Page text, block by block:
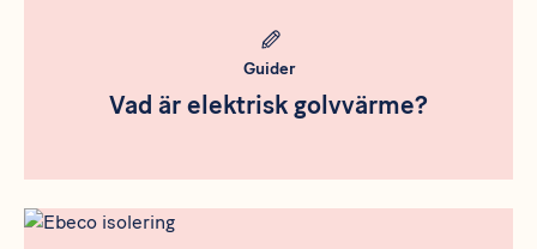
Guider
Vad är elektrisk golvvärme?
Rådgivning
Meta bild